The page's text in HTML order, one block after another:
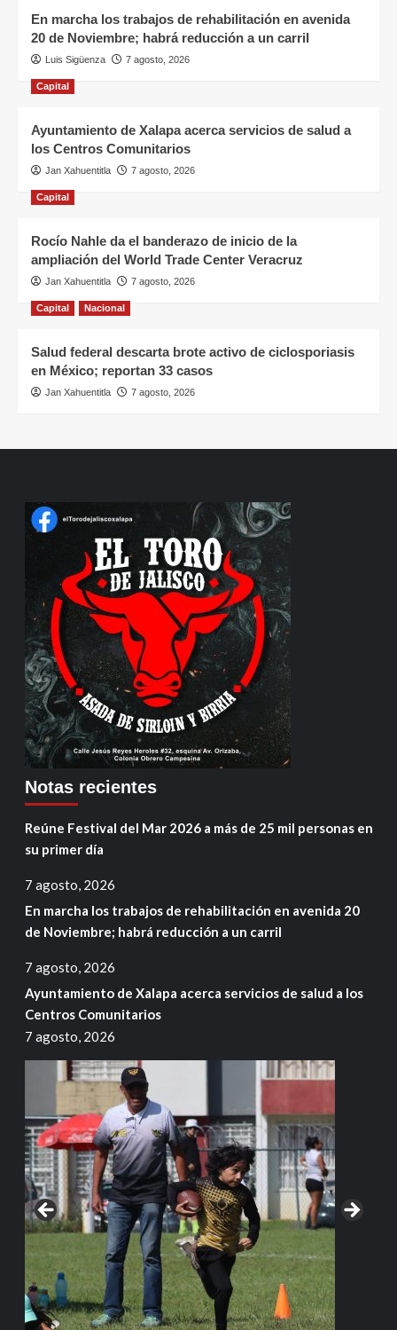
En marcha los trabajos de rehabilitación en avenida
20 de Noviembre; habrá reducción a un carril
Luis Sigüenza 7 agosto, 2026
Capital
Ayuntamiento de Xalapa acerca servicios de salud a
los Centros Comunitarios
Jan Xahuentitla 7 agosto, 2026
Capital
Rocío Nahle da el banderazo de inicio de la
ampliación del World Trade Center Veracruz
Jan Xahuentitla 7 agosto, 2026
Capital Nacional
Salud federal descarta brote activo de ciclosporiasis
en México; reportan 33 casos
Jan Xahuentitla 7 agosto, 2026
Notas recientes
Reúne Festival del Mar 2026 a más de 25 mil personas en
su primer día
7 agosto, 2026
En marcha los trabajos de rehabilitación en avenida 20
de Noviembre; habrá reducción a un carril
7 agosto, 2026
Ayuntamiento de Xalapa acerca servicios de salud a los
Centros Comunitarios
7 agosto, 2026